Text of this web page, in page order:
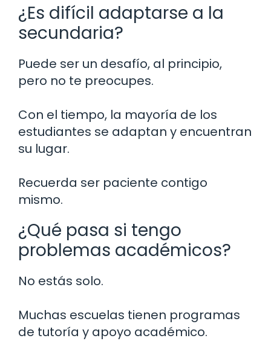
¿Es difícil adaptarse a la
secundaria?
Puede ser un desafío, al principio,
pero no te preocupes.
Con el tiempo, la mayoría de los
estudiantes se adaptan y encuentran
su lugar.
Recuerda ser paciente contigo
mismo.
¿Qué pasa si tengo
problemas académicos?
No estás solo.
Muchas escuelas tienen programas
de tutoría y apoyo académico.